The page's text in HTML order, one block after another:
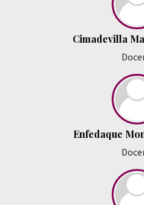
Cimadevilla
Enfedaque